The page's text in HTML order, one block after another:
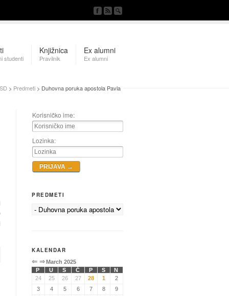
studenti
Knjižnica
Pravilnik
Ex alumni
Ex alumni
> Predmeti > Duhovna poruka apostola Pavla
Korisničko ime:
Lozinka:
PREDMETI
KALENDAR
⇐ ⇒March 2025
P
U S Č P S
N
24
25 26 27 28 1
2
3
4 5 6 7 8
9